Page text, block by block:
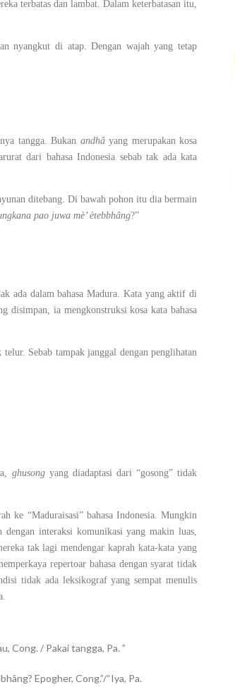
terbatas dan lambat. Dalam keterbatasan itu,
nyangkut di atap. Dengan wajah yang tetap
tangga. Bukan andhâyang merupakan kosa
dari bahasa Indonesia sebab tak ada kata
ditebang. Di bawah pohon itu dia bermain
pao juwa mè’ ètebbhâng?”
ada dalam bahasa Madura. Kata yang aktif di
disimpan, ia mengkonstruksi kosa kata bahasa
Sebab tampak janggal dengan penglihatan
ghusongyang diadaptasi dari “gosong” tidak
ke “Maduraisasi” bahasa Indonesia. Mungkin
interaksi komunikasi yang makin luas,
tak lagi mendengar kaprah kata-kata yang
repertoar bahasa dengan syarat tidak
tidak ada leksikograf yang sempat menulis
Cong. / Pakai tangga, Pa. ”
Epogher, Cong.”/“Iya, Pa.